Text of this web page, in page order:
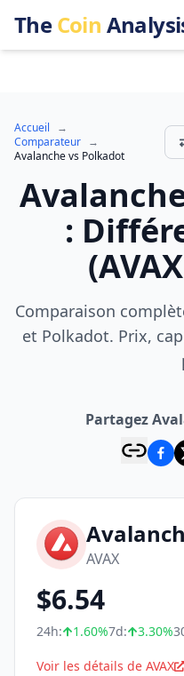
TheCoin
Accueil
→
Comparateur →
Avalanchevs Polkadot
:
(AVAX
Comparaison
et Polkadot. Prix,
Partagez
AVAX
$6.54
24h: 1.60%7d: 3.30%
Voir les détails de AVAX